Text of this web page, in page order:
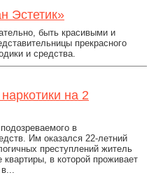
Эстетик»
быть красивыми и
прекрасного
и средства.
на 2
в
Им оказался 22-летний
преступлений житель
в которой проживает